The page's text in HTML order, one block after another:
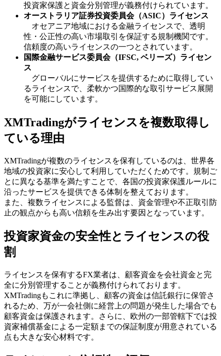
投資家保護と資金分別管理が義務付けられています。
オーストラリア証券投資委員会（ASIC）ライセンス
オセアニア地域における金融ライセンスで、透明
性・公正性の高い市場取引を保証する規制機関です。
信頼度の高いライセンスの一つとされています。
国際金融サービス委員会（IFSC, ベリーズ）ライセン
ス
グローバルにサービスを提供するために取得してい
るライセンスで、柔軟かつ国際的な取引サービス展開
を可能にしています。
XMTradingがライセンスを複数取得し
ている理由
XMTradingが複数のライセンスを保有しているのは、世界各
地域の投資家に安心して利用していただくためです。規制ご
とに異なる基準を満たすことで、各国の投資家保護ルールに
沿ったサービスを提供できる体制を整えております。
また、複数ライセンスによる監督は、資金管理や不正取引防
止の観点からも高い信頼を生み出す要因となっています。
投資家資金の安全性とライセンスの役
割
ライセンスを保有するFX業者は、顧客資金を会社資金と完
全に分別管理することが義務付けられております。
XMTradingもこれに準拠し、顧客の資金は信託銀行に保管さ
れるため、万が一会社側に経営上の問題が発生した場合でも
顧客資金は保護されます。さらに、欧州の一部管轄下では投
資家補償基金による一定額までの保証制度が用意されている
点も大きな安心材料です。